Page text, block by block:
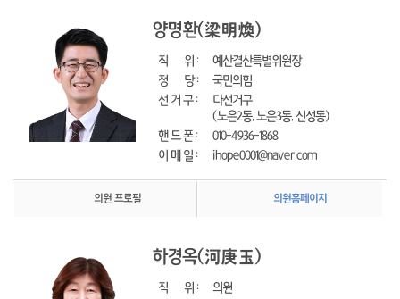
양명환(梁明煥)
직      위 :
예산결산특별위원장
정      당 :
국민의힘
선 거 구 :
다선거구
(노은2동, 노은3동, 신성동)
핸 드 폰 :
010-4936-1868
이 메 일 :
ihope0001@naver.com
의원 프로필 의원홈페이지
하경옥(河庚玉)
직      위 :
의원